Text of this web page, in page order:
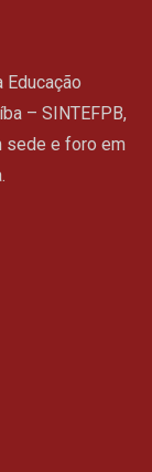
– SINTEFPB,
sede e foro em